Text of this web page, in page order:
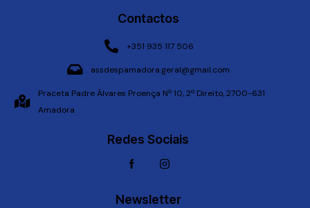
Contactos
+351 935 117 506
assdespamadora.geral@gmail.com
Praceta Padre Álvares Proença Nº 10, 2º Direito, 2700-631
Amadora
Redes Sociais
Newsletter